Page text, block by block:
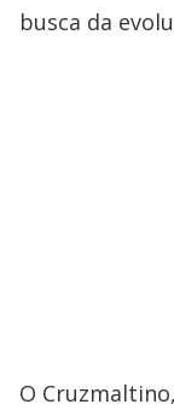
busca da
O